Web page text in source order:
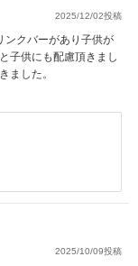
2025/12/02投稿
ンクバーがあり子供が
子供にも配慮頂きまし
ました。
2025/10/09投稿